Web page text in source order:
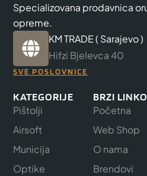
Specializovana prodavnica
opreme.
KM TRADE ( Sarajevo )
Hifzi Bjelevca 40
SVE POSLOVNICE
KATEGORIJE
Pištolji
Airsoft
Municija
Optike
BRZI
Početna
Web Shop
O nama
Brendovi